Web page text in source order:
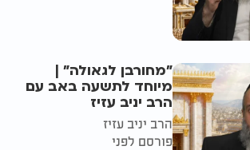
"מחורבן לגאולה" |
מיוחד לתשעה באב עם
הרב יניב עזיז
הרב יניב עזיז
פורסם לפני